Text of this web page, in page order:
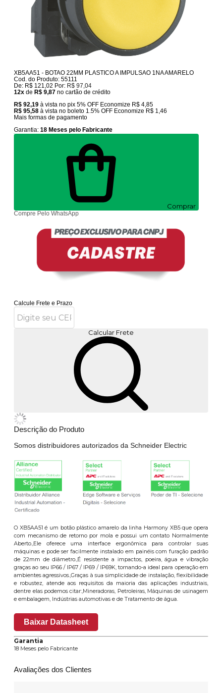
XB5AA51 - BOTAO 22MM PLASTICO A IMPULSAO 1NA AMARELO
Cod. do Produto: 55111
De: R$ 121,02 Por: R$ 97,04
12x de R$ 9,87 no cartão de crédito
R$ 92,19à vista no pix5% OFF Economize R$ 4,85
R$ 95,58à vista no boleto 1.5% OFF Economize R$ 1,46
Mais formas de pagamento
Garantia:18 Meses pelo Fabricante
Comprar
Compre Pelo WhatsApp
Calcule Frete e Prazo
Calcular Frete
Descrição do Produto
Somos distribuidores autorizados da Schneider Electric
O XB5AA51 é um botão plástico amarelo da linha Harmony XB5 que opera
com mecanismo de retorno por mola e possui um contato Normalmente
Aberto.,Ele oferece uma interface ergonômica para controlar suas
máquinas e pode ser facilmente instalado em painéis com furação padrão
de 22mm de diâmetro.,É resistente a impactos, poeira, água e vibração
graças ao seu IP66 / IP67 / IP69 / IP69K, tornando-a ideal para operação em
ambientes agressivos.,Graças à sua simplicidade de instalação, flexibilidade
e robustez, atende aos requisitos da maioria das aplicações industriais,
dentre elas podemos citar:,Mineradoras, Petroleiras, Máquinas de usinagem
e embalagem, Indústrias automotivas e de Tratamento de água.
Baixar Datasheet
Garantia
18 Meses pelo Fabricante
Avaliações dos Clientes